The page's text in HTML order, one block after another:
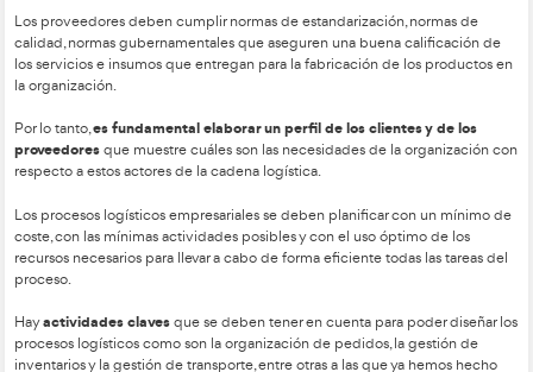
Los niveles de satisfacción de los clientes.
El tiempo de respuesta a un pedido del cliente.
La capacidad para realizar una entrega oportuna y al
El nivel de competencia en el mercado.
La demanda de los productos ofertados.
de distribución, de recursos humanos, etc.
El flujo de los bienes y servicios de la red logística.
este diseño, ya que ellos son los que proporcionan las
fabricación de los productos y deben entregarlas en el